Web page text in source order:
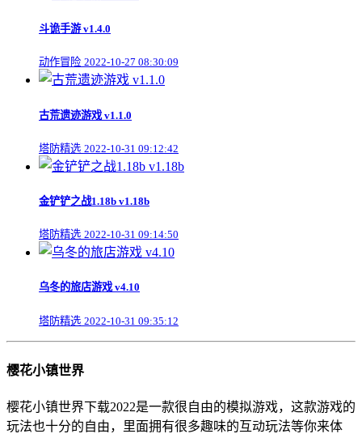
斗诡手游 v1.4.0
动作冒险 2022-10-27 08:30:09
古荒遗迹游戏 v1.1.0
塔防精选 2022-10-31 09:12:42
金铲铲之战1.18b v1.18b
塔防精选 2022-10-31 09:14:50
乌冬的旅店游戏 v4.10
塔防精选 2022-10-31 09:35:12
樱花小镇世界
樱花小镇世界下载2022是一款很自由的模拟游戏，这款游戏的
玩法也十分的自由，里面拥有很多趣味的互动玩法等你来体